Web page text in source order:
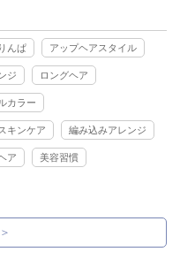
んぱ アップヘアスタイル
ジ ロングヘア
カラー
スキンケア 編み込みアレンジ
ア 美容習慣